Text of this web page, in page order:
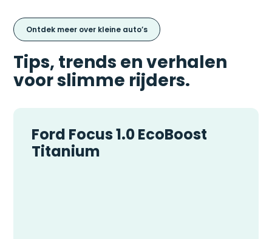
Ontdek meer over kleine auto’s
Tips, trends en verhalen
voor slimme rijders.
Ford Focus 1.0 EcoBoost
Titanium